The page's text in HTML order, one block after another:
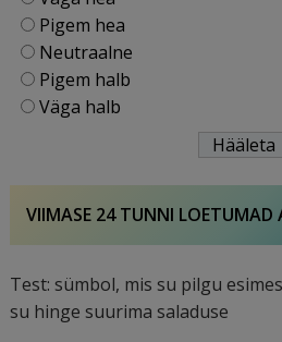
Pigem hea
Neutraalne
Pigem halb
Väga halb
VIIMASE 24 TUNNI LOETUMAD
Test: sümbol, mis su pilgu
su hinge suurima saladuse